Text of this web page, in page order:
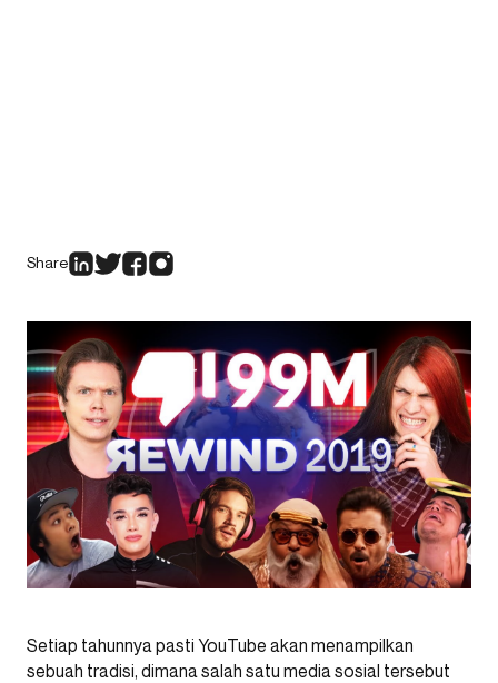
Share
Setiap tahunnya pasti YouTube akan menampilkan
sebuah tradisi, dimana salah satu media sosial tersebut